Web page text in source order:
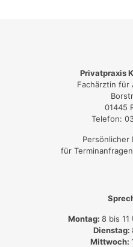
Privatpraxis
Fachärztin für
01445
Telefon:
Persönlicher
für
Montag: 8 bis 11
Dienstag:
Mittwoch: